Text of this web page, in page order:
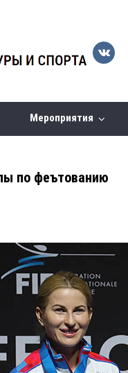
Мероприятия
по феътованию